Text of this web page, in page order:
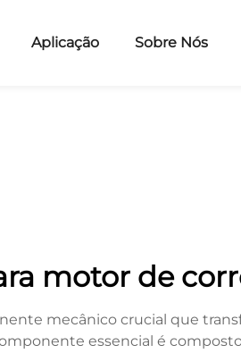
Aplicação Sobre Nós
motor de
mecânico crucial que
essencial é